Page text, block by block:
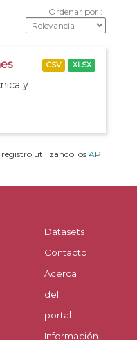
Ordenar por
y
CSV XLSX
registro utilizando losAPI
Datasets
Contacto
Acerca
del
portal
Información